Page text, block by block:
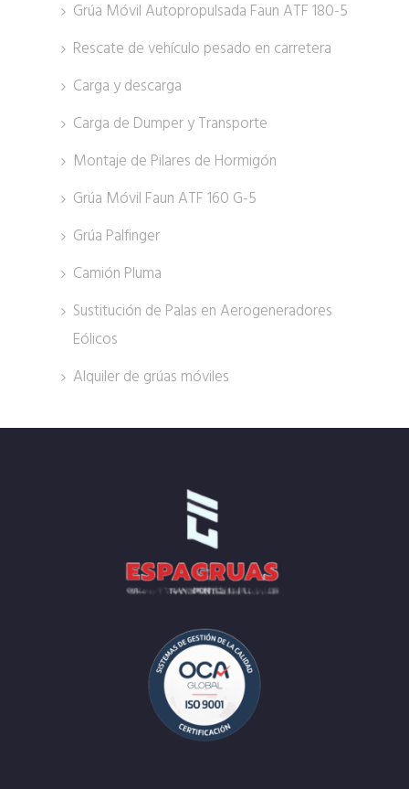
Grúa Móvil Autopropulsada Faun ATF 180-5
Rescate de vehículo pesado en carretera
Carga y descarga
Carga de Dumper y Transporte
Montaje de Pilares de Hormigón
Grúa Móvil Faun ATF 160 G-5
Grúa Palfinger
Camión Pluma
Sustitución de Palas en Aerogeneradores
Eólicos
Alquiler de grúas móviles